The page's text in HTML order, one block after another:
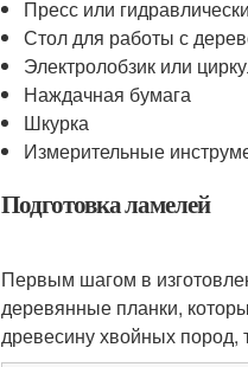
Пресс или
Стол для работы с
Электролобзик или
Наждачная бумага
Шкурка
Измерительные
Подготовка ламелей
Первым шагом в
деревянные планки,
древесину хвойных пород,